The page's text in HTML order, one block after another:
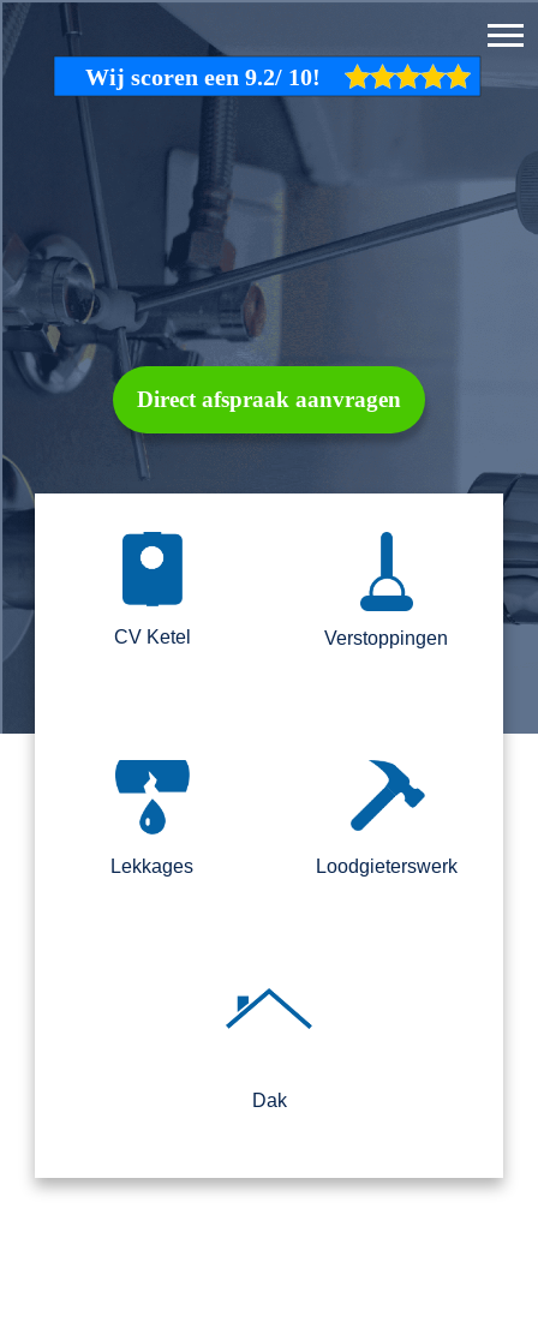
Direct afspraak aanvragen
CV Ketel Verstoppingen
Lekkages Loodgieterswerk
Dak